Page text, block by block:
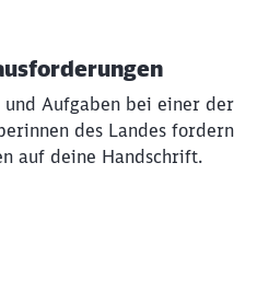
und Aufgaben bei einer der
des Landes fordern
auf deine Handschrift.